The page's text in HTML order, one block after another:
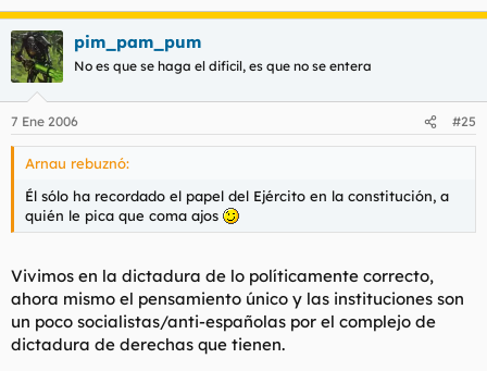
pim_pam_pum
No es que se haga el dificil, es que no se entera
7 Ene 2006 #25
Arnau rebuznó:
Él sólo ha recordado el papel del Ejército en la constitución, a
quién le pica que coma ajos
Vivimos en la dictadura de lo políticamente correcto,
ahora mismo el pensamiento único y las instituciones son
un poco socialistas/anti-españolas por el complejo de
dictadura de derechas que tienen.